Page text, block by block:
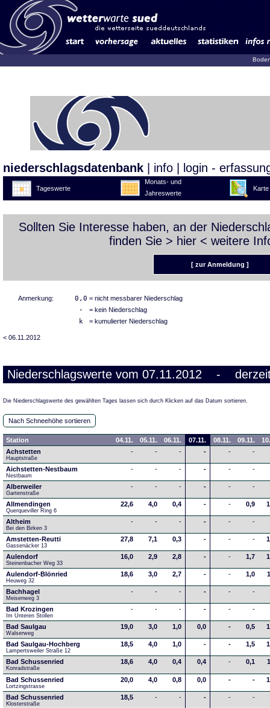
niederschlagsdatenbank info login -
Tageswerte
Monats- und
Jahreswerte
Karte
Sollten Sie Interesse haben, an der
finden Sie > hier < weitere
[ zur Anmeldung ]
Anmerkung: 0,0 = nicht messbarer Niederschlag
- = kein Niederschlag
k = kumulierter Niederschlag
< 06.11.2012
Niederschlagswerte vom 07.11.2012 -
Die Niederschlagswerte des gewählten Tages lassen sich durch Klicken auf das Datum sortieren.
Nach Schneehöhe sortieren
Station 04.11. 05.11. 06.11. 07.11. 08.11. 09.11.
Achstetten
Hauptstraße
- - - - - -
Aichstetten-Nestbaum
Nestbaum
- - - - - -
Alberweiler
Gartenstraße
- - - - - -
Allmendingen
Querqueviller Ring 6
22,6 4,0 0,4 - - 0,9
Altheim
Bei den Birken 3
- - - - - -
Amstetten-Reutti
Gassenäcker 13
27,8 7,1 0,3 - - -
Aulendorf
Steinenbacher Weg 33
16,0 2,9 2,8 - - 1,7
Aulendorf-Blönried
Heuweg 32
18,6 3,0 2,7 - - 1,0
Bachhagel
Meisenweg 3
- - - - - -
Bad Krozingen
Im Unteren Stollen
- - - - - -
Bad Saulgau
Walserweg
19,0 3,0 1,0 0,0 - 0,5
Bad Saulgau-Hochberg
Lampertsweiler Straße 12
18,5 4,0 1,0 - - 1,5
Bad Schussenried
Konradstraße
18,6 4,0 0,4 0,4 - 0,1
Bad Schussenried
Lortzingstrasse
20,0 4,0 0,8 0,0 - -
Bad Schussenried
Klosterstraße
18,5 - - - - -